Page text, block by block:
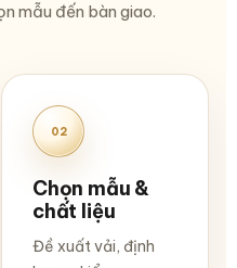
mẫu đến bàn giao.
02
Chọn mẫu &
chất liệu
Đề xuất vải, định